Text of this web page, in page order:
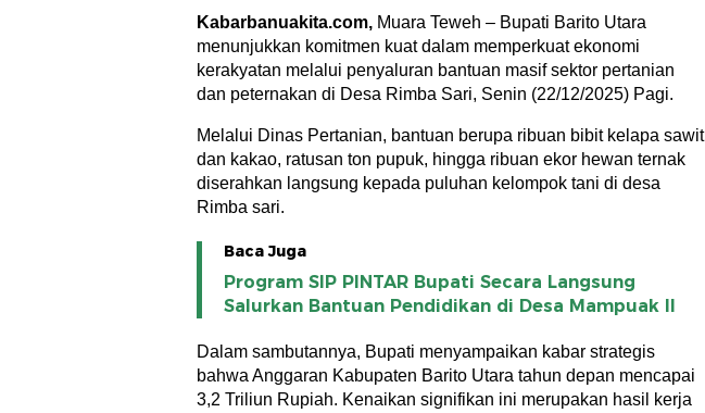
Kabarbanuakita.com, Muara Teweh – Bupati Barito Utara
menunjukkan komitmen kuat dalam memperkuat ekonomi
kerakyatan melalui penyaluran bantuan masif sektor pertanian
dan peternakan di Desa Rimba Sari, Senin (22/12/2025) Pagi.
Melalui Dinas Pertanian, bantuan berupa ribuan bibit kelapa sawit
dan kakao, ratusan ton pupuk, hingga ribuan ekor hewan ternak
diserahkan langsung kepada puluhan kelompok tani di desa
Rimba sari.
Baca Juga
Program SIP PINTAR Bupati Secara Langsung
Salurkan Bantuan Pendidikan di Desa Mampuak ll
Dalam sambutannya, Bupati menyampaikan kabar strategis
bahwa Anggaran Kabupaten Barito Utara tahun depan mencapai
3,2 Triliun Rupiah. Kenaikan signifikan ini merupakan hasil kerja